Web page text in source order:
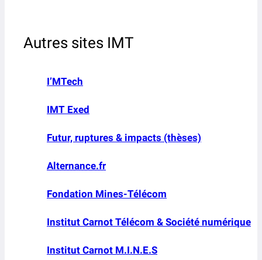
Autres sites IMT
I’MTech
IMT Exed
Futur, ruptures & impacts (thèses)
Alternance.fr
Fondation Mines-Télécom
Institut Carnot Télécom & Société numérique
Institut Carnot M.I.N.E.S